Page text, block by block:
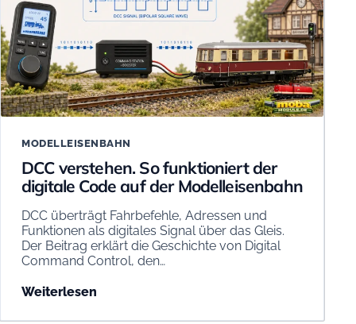
MODELLEISENBAHN
DCC verstehen. So funktioniert der
digitale Code auf der Modelleisenbahn
DCC überträgt Fahrbefehle, Adressen und
Funktionen als digitales Signal über das Gleis.
Der Beitrag erklärt die Geschichte von Digital
Command Control, den…
Weiterlesen